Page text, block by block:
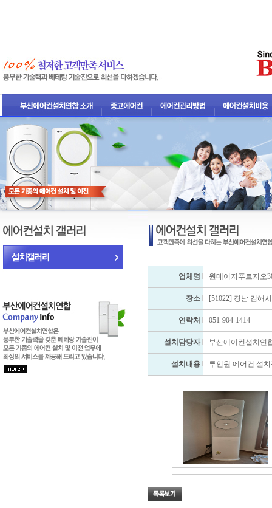
업체명 원메이저푸르지오
장소 [51022] 경남 김해
연락처 051-904-1414
설치담당자 부산에어컨설치연
설치내용 투인원 에어컨 설